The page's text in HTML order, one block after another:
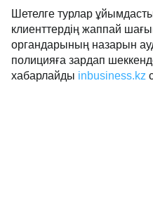
Шетелге турлар
клиенттердің жаппай
органдарының назарын
полицияға зардап
хабарлайды inbusiness.kz